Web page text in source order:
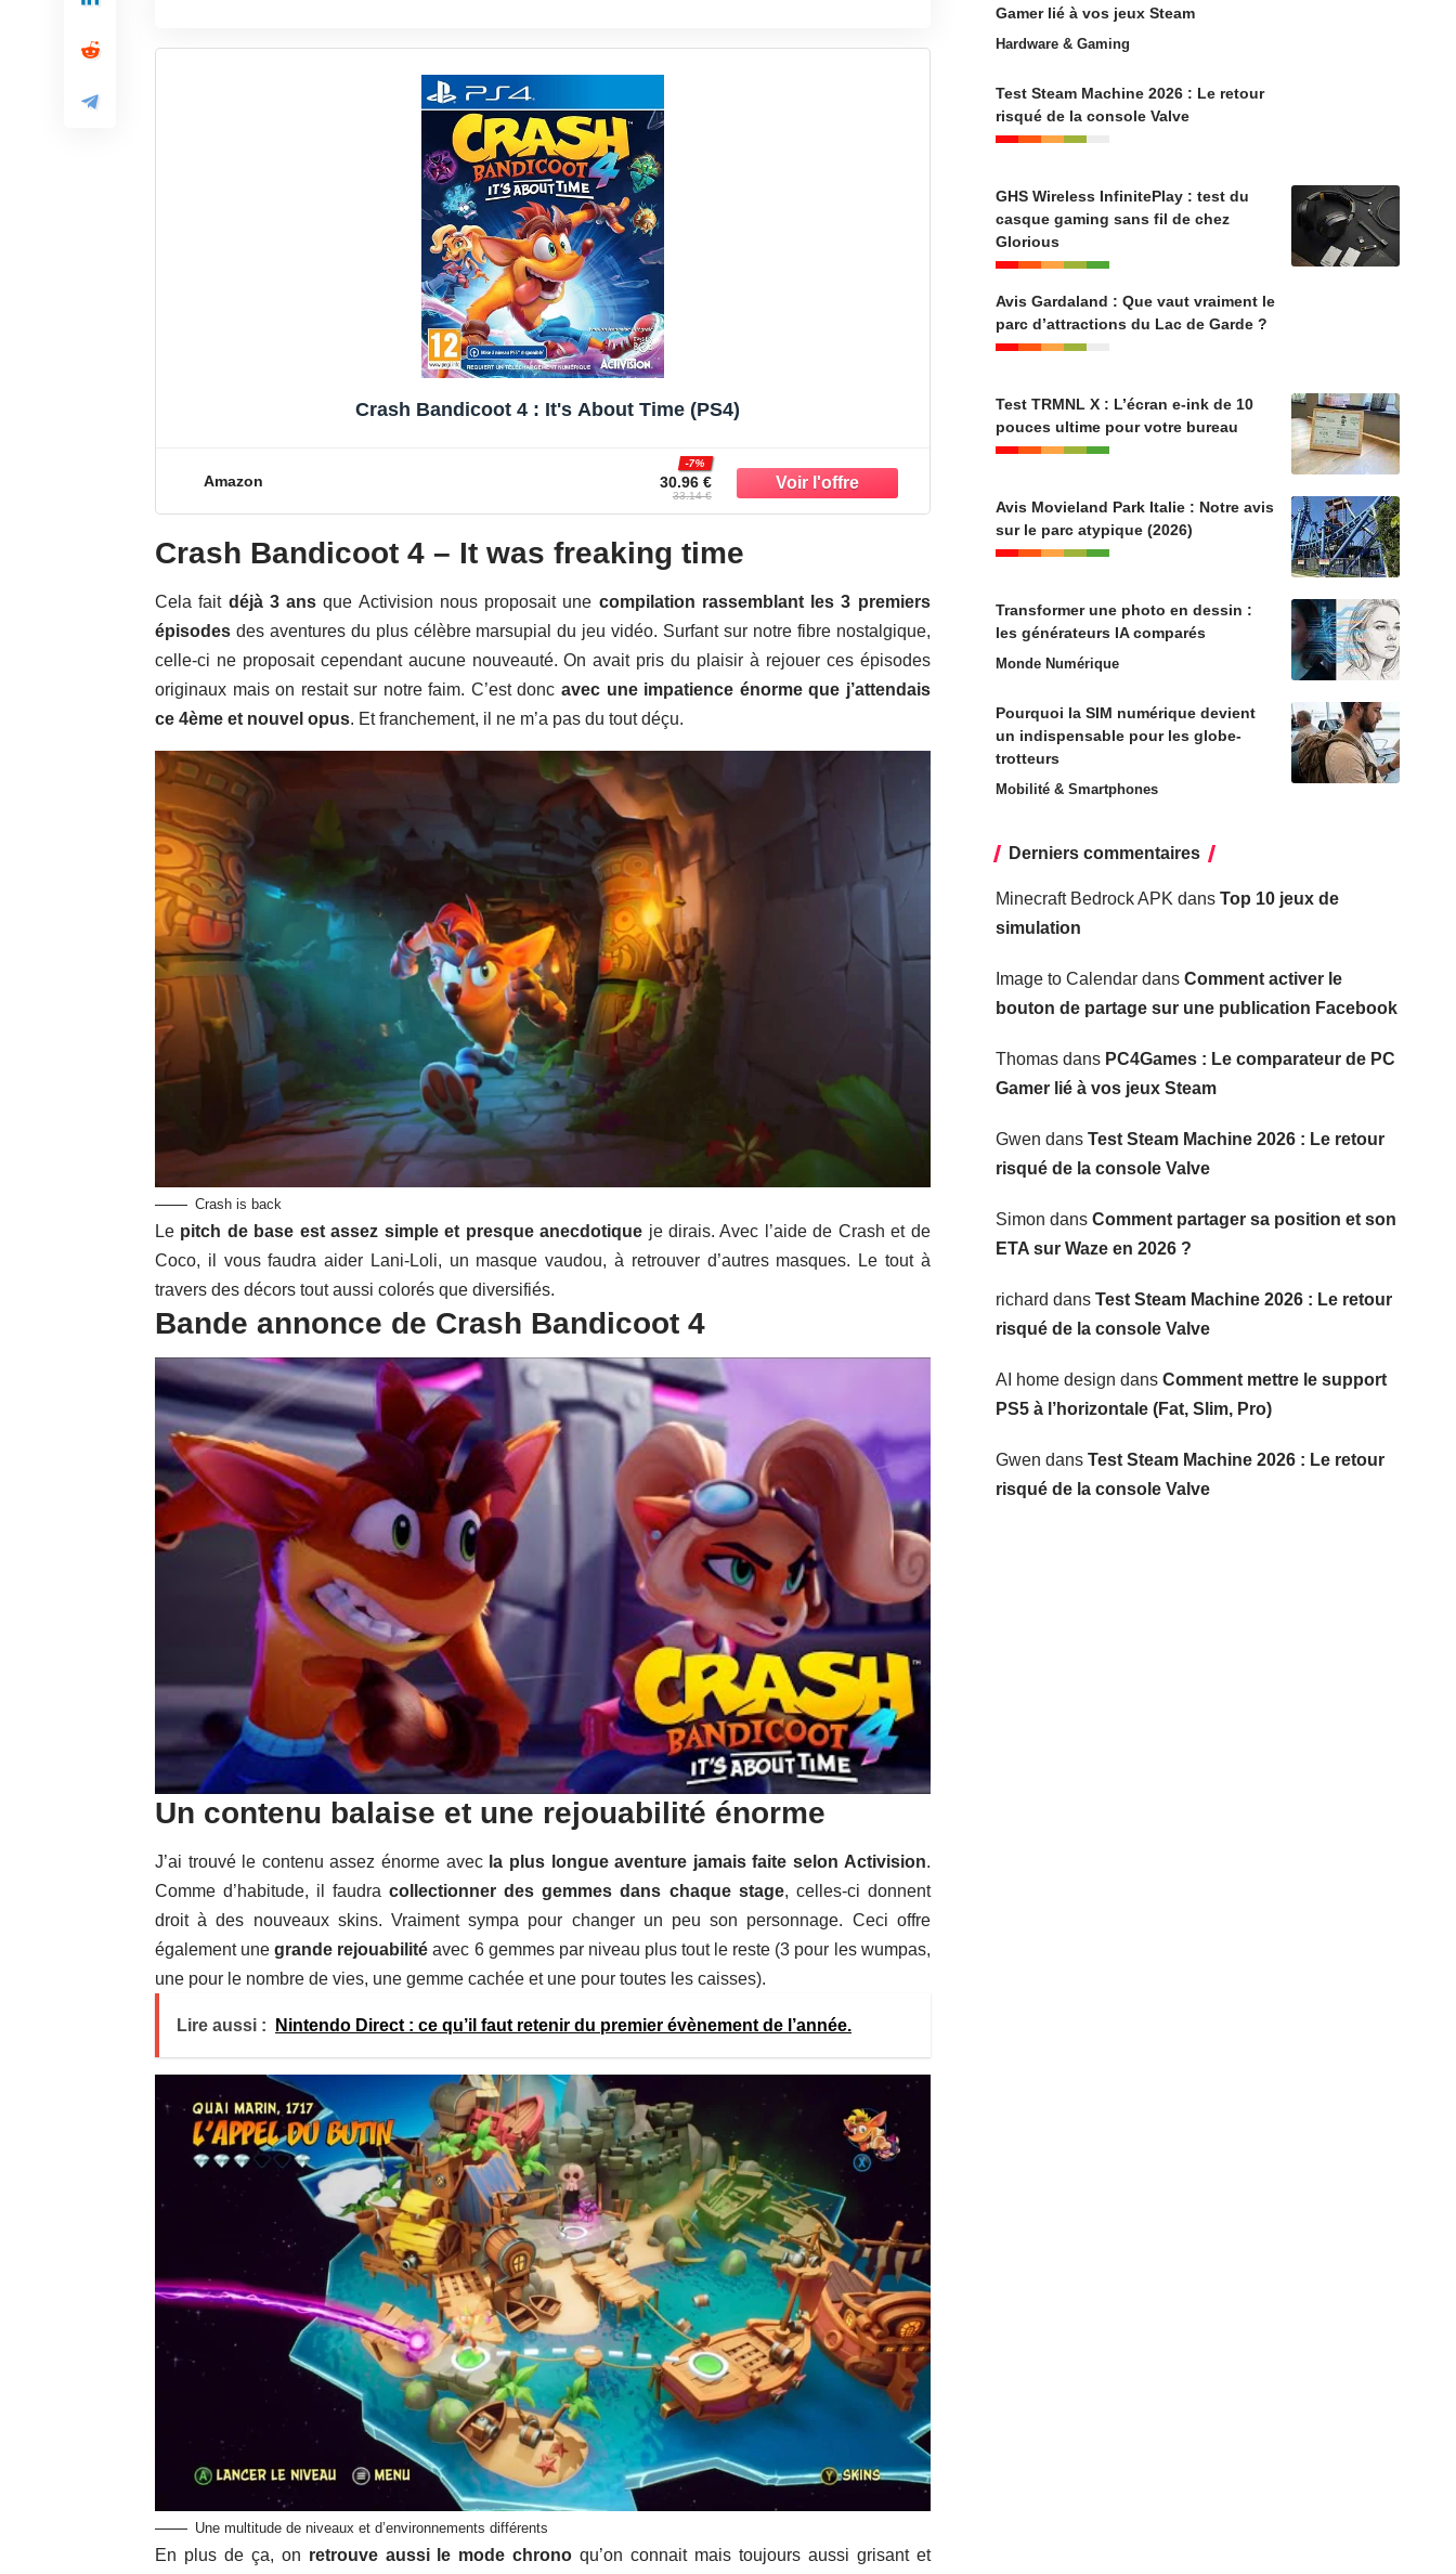
Crash Bandicoot 4 : It's About Time (PS4)
Amazon 30.96 €
-7%
33.14 €
Crash Bandicoot 4 – It was freaking time
Cela fait déjà 3 ans que Activision nous proposait une compilation rassemblant les 3 premiers
épisodes des aventures du plus célèbre marsupial du jeu vidéo. Surfant sur notre fibre nostalgique,
celle-ci ne proposait cependant aucune nouveauté. On avait pris du plaisir à rejouer ces épisodes
originaux mais on restait sur notre faim. C’est donc avec une impatience énorme que j’attendais
ce 4ème et nouvel opus. Et franchement, il ne m’a pas du tout déçu.
Crash is back
Le pitch de base est assez simple et presque anecdotique je dirais. Avec l’aide de Crash et de
Coco, il vous faudra aider Lani-Loli, un masque vaudou, à retrouver d’autres masques. Le tout à
travers des décors tout aussi colorés que diversifiés.
Bande annonce de Crash Bandicoot 4
Un contenu balaise et une rejouabilité énorme
J’ai trouvé le contenu assez énorme avec la plus longue aventure jamais faite selon Activision.
Comme d’habitude, il faudracollectionner des gemmes dans chaque stage, celles-ci donnent
droit à des nouveaux skins. Vraiment sympa pour changer un peu son personnage. Ceci offre
également unegrande rejouabilité avec 6 gemmes par niveau plus tout le reste (3 pour les wumpas,
une pour le nombre de vies, une gemme cachée et une pour toutes les caisses).
Lire aussi : Nintendo Direct : ce qu’il faut retenir du premier évènement de l’année.
Une multitude de niveaux et d’environnements différents
En plus de ça, on retrouve aussi le mode chrono qu’on connait mais toujours aussi grisant et
Gamer lié à vos jeux Steam
Hardware & Gaming
Test Steam Machine 2026 : Le retour
risqué de la console Valve
GHS Wireless InfinitePlay : test du
casque gaming sans fil de chez
Glorious
Avis Gardaland : Que vaut vraiment le
parc d’attractions du Lac de Garde ?
Test TRMNL X : L’écran e-ink de 10
pouces ultime pour votre bureau
Avis Movieland Park Italie : Notre avis
sur le parc atypique (2026)
Transformer une photo en dessin :
les générateurs IA comparés
Monde Numérique
Pourquoi la SIM numérique devient
un indispensable pour les globe-
trotteurs
Mobilité & Smartphones
Derniers commentaires
Minecraft Bedrock APK dans Top 10 jeux de
simulation
Image to Calendardans Comment activer le
bouton de partage sur une publication Facebook
Thomasdans PC4Games : Le comparateur de PC
Gamer lié à vos jeux Steam
Gwen dans Test Steam Machine 2026 : Le retour
risqué de la console Valve
Simon dans Comment partager sa position et son
ETA sur Waze en 2026 ?
richard dans Test Steam Machine 2026 : Le retour
risqué de la console Valve
AI home design dans Comment mettre le support
PS5 à l’horizontale (Fat, Slim, Pro)
Gwen dans Test Steam Machine 2026 : Le retour
risqué de la console Valve